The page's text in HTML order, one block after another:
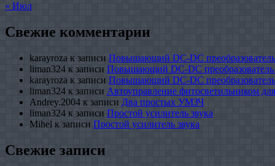
« Июл
Свежие комментарии
karayroza к записи Повышающий DC-DC
liman324 к записи Повышающий DC-DC
karayroza к записи Повышающий DC-DC
liman324 к записи Автоуправление фитосветильником
Andrey.2004 к записи Два простых УМЗЧ
liman324 к записи Простой усилитель звука
Mihel к записи Простой усилитель звука
Свежие записи